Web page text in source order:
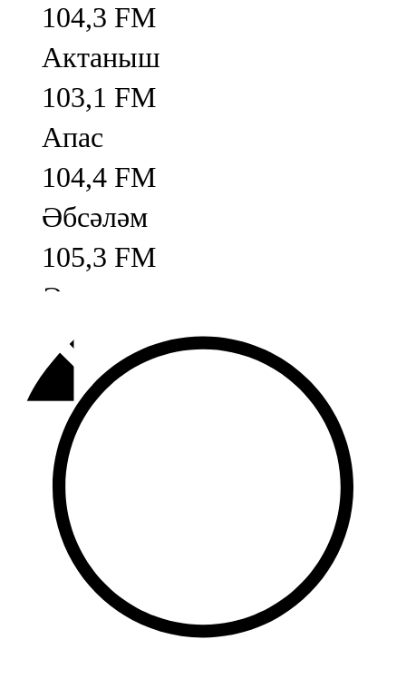
104,3 FM
Актаныш
103,1 FM
Апас
104,4 FM
Әбсәләм
105,3 FM
Әлмәт
92,9 FM
Базарлы матак
107,1 FM
Балык бистәсе
104,9 FM
Баулы
107,5 FM
Биләр